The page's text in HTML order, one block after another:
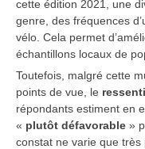
cette édition 2021, une
genre, des fréquences
vélo. Cela permet
échantillons locaux de
Toutefois, malgré cette
points de vue, le
répondants estiment en
« plutôt défavorable »
constat ne varie que